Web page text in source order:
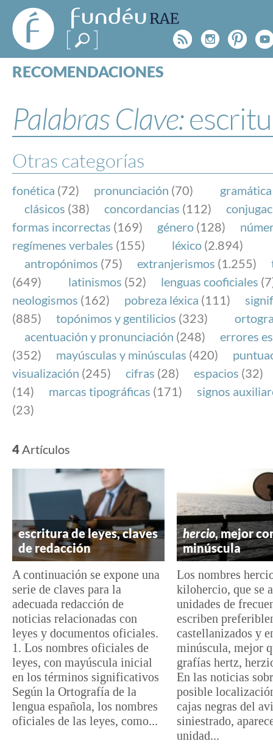
FundéuRAE
- Fundación
del Español
Urgente
Rss
RECOMENDACIONES
ESPECIALES
BLOG
NOTICIAS
SOBRE LA FUNDÉURAE
FundéuRAE es una fundación patrocinada por la
y la Real Academia Española, cuyo objetivo es
el buen uso del español en los medios de
Internet.
Palabras Clave:
Otras categorías
fonética (72) pronunciación (70) gramática
clásicos (38) concordancias (112)
formas incorrectas (169) género (128)
regímenes verbales (155) léxico (2.894)
antropónimos (75) extranjerismos (1.255)
(649)
latinismos (52) lenguas cooficiales
neologismos (162) pobreza léxica (111)
(885)
topónimos y gentilicios (323)
acentuación y pronunciación (248)
errores
(352)
mayúsculas y minúsculas (420)
visualización (245) cifras (28) espacios (32)
(14)
marcas tipográficas (171)
signos
(23)
4Artículos
escritura de leyes, claves
de redacción
A continuación se expone una
serie de claves para la
adecuada redacción de
noticias relacionadas con
leyes y documentos oficiales.
1. Los nombres oficiales de
leyes, con mayúscula inicial
en los términos significativos
Según la Ortografía de la
lengua española, los nombres
oficiales de las leyes, como...
hercio, mejor
minúscula
Los nombres
kilohercio, que se
unidades de
escriben
castellanizados y
minúscula, mejor
grafías hertz,
En las noticias
posible
cajas negras del
siniestrado,
unidad...